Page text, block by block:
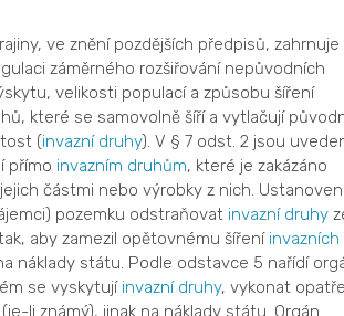
ve znění pozdějších předpisů, zahrnuje
záměrného rozšiřování nepůvodních
velikosti populací a způsobu šíření
které se samovolně šíří a vytlačují
(invazní druhy). V § 7 odst. 2 jsou
přímo invazním druhům, které je zakázáno
částmi nebo výrobky z nich.
pozemku odstraňovat invazní druhy
aby zamezil opětovnému šíření invazních
náklady státu. Podle odstavce 5 nařídí
se vyskytují invazní druhy, vykonat
li známý), jinak na náklady státu. Orgán